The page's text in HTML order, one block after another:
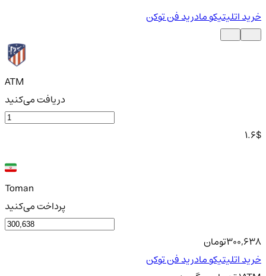
خرید اتلیتیکو مادرید فن توکن
ATM
دریافت می‌کنید
1.6$
Toman
پرداخت می‌کنید
300,638تومان
خرید اتلیتیکو مادرید فن توکن